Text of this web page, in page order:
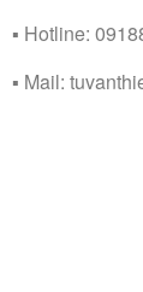
▪️ Hotline:
▪️ Mail: